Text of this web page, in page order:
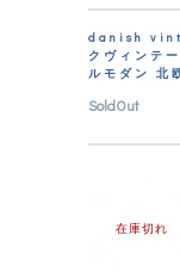
danish
クヴィンテ
ルモダン 北
SoldOut
在庫切れ